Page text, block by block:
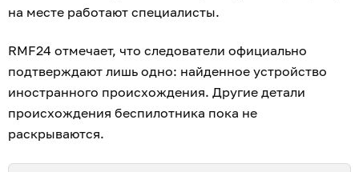
на месте работают специалисты.
RMF24 отмечает, что следователи официально
подтверждают лишь одно: найденное устройство
иностранного происхождения. Другие детали
происхождения беспилотника пока не
раскрываются.